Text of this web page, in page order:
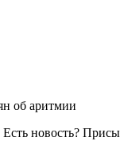
новость?